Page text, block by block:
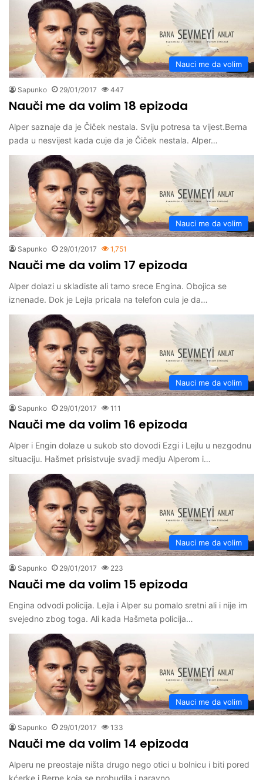
Nauci me da volim
Sapunko 29/01/2017 447
Nauči me da volim 18 epizoda
Alper saznaje da je Čiček nestala. Sviju potresa ta vijest.Berna
pada u nesvijest kada cuje da je Čiček nestala. Alper…
Nauci me da volim
Sapunko 29/01/2017 1,751
Nauči me da volim 17 epizoda
Alper dolazi u skladiste ali tamo srece Engina. Obojica se
iznenade. Dok je Lejla pricala na telefon cula je da…
Nauci me da volim
Sapunko 29/01/2017 111
Nauči me da volim 16 epizoda
Alper i Engin dolaze u sukob sto dovodi Ezgi i Lejlu u nezgodnu
situaciju. Hašmet prisistvuje svadji medju Alperom i…
Nauci me da volim
Sapunko 29/01/2017 223
Nauči me da volim 15 epizoda
Engina odvodi policija. Lejla i Alper su pomalo sretni ali i nije im
svejedno zbog toga. Ali kada Hašmeta policija…
Nauci me da volim
Sapunko 29/01/2017 133
Nauči me da volim 14 epizoda
Alperu ne preostaje ništa drugo nego otici u bolnicu i biti pored
kćerke i Berne koja se probudila i naravno…